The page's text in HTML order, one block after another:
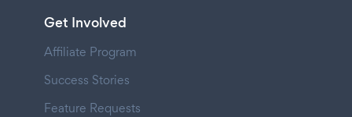
Get Involved
Affiliate Program
Success Stories
Feature Requests